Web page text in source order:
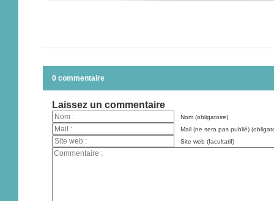
0 commentaire
Laissez un commentaire
Nom (obligatoire)
Mail (ne sera pas publié)
Site web (facultatif)